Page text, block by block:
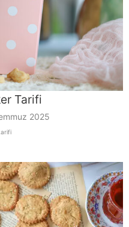
Tarifi
2025